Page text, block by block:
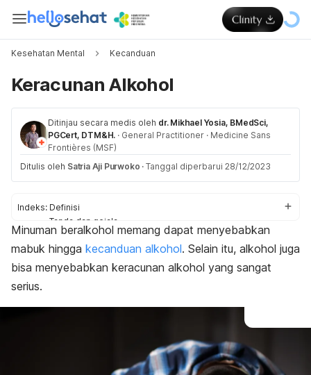
Kesehatan Mental Kecanduan
Keracunan Alkohol
Ditinjau secara medis oleh dr. Mikhael Yosia, BMedSci,
PGCert, DTM&H. · General Practitioner · Medicine Sans
Frontières (MSF)
Ditulis oleh Satria Aji Purwoko · Tanggal diperbarui 28/12/2023
Indeks: Definisi
Tanda dan gejala
Penyebab
Faktor risiko
Diagnosis
Pertolongan pertama
Pencegahan
Minuman beralkohol memang dapat menyebabkan
mabuk hingga kecanduan alkohol. Selain itu, alkohol juga
bisa menyebabkan keracunan alkohol yang sangat
serius.